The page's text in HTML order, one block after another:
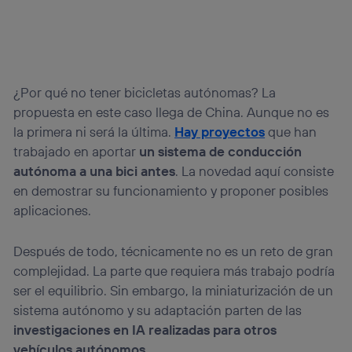
¿Por qué no tener bicicletas autónomas? La
propuesta en este caso llega de China. Aunque no es
la primera ni será la última. Hay proyectosque han
trabajado en aportar un sistema de conducción
autónoma a una bici antes. La novedad aquí consiste
en demostrar su funcionamiento y proponer posibles
aplicaciones.
Después de todo, técnicamente no es un reto de gran
complejidad. La parte que requiera más trabajo podría
ser el equilibrio. Sin embargo, la miniaturización de un
sistema autónomo y su adaptación parten de las
investigaciones en IA realizadas para otros